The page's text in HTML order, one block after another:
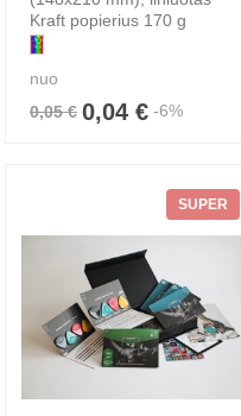
Kraft popierius 170 g
nuo
0,05 € 0,04 € -6%
SUPER